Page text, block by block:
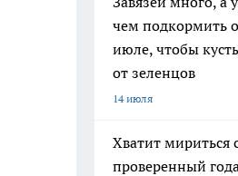
чем подкормить
июле, чтобы
от зеленцов
14 июля
Хватит мириться
проверенный